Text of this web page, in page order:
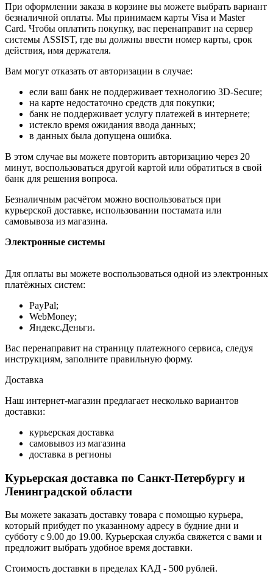
При оформлении заказа в корзине вы можете выбрать вариант
безналичной оплаты. Мы принимаем карты Visa и Master
Card. Чтобы оплатить покупку, вас перенаправит на сервер
системы ASSIST, где вы должны ввести номер карты, срок
действия, имя держателя.
Вам могут отказать от авторизации в случае:
если ваш банк не поддерживает технологию 3D-Secure;
на карте недостаточно средств для покупки;
банк не поддерживает услугу платежей в интернете;
истекло время ожидания ввода данных;
в данных была допущена ошибка.
В этом случае вы можете повторить авторизацию через 20
минут, воспользоваться другой картой или обратиться в свой
банк для решения вопроса.
Безналичным расчётом можно воспользоваться при
курьерской доставке, использовании постамата или
самовывоза из магазина.
Электронные системы
Для оплаты вы можете воспользоваться одной из электронных
платёжных систем:
PayPal;
WebMoney;
Яндекс.Деньги.
Вас перенаправит на страницу платежного сервиса, следуя
инструкциям, заполните правильную форму.
Доставка
Наш интернет-магазин предлагает несколько вариантов
доставки:
курьерская доставка
самовывоз из магазина
доставка в регионы
Курьерская доставка по Санкт-Петербургу и
Ленинградской области
Вы можете заказать доставку товара с помощью курьера,
который прибудет по указанному адресу в будние дни и
субботу с 9.00 до 19.00. Курьерская служба свяжется с вами и
предложит выбрать удобное время доставки.
Стоимость доставки в пределах КАД - 500 рублей.